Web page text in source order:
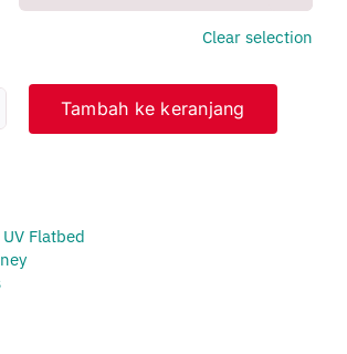
Clear selection
Tambah ke keranjang
Flatbed